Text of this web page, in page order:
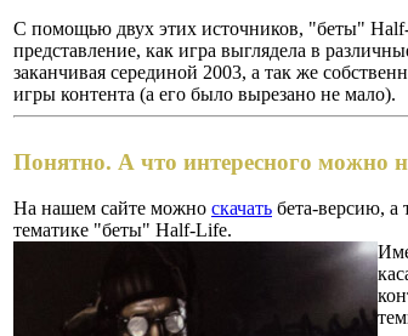
С помощью двух этих источников, "беты"
представление, как игра выглядела в
заканчивая серединой 2003, а так же
игры контента (а его было вырезано не мало).
Понятно. А что интересного можно
На нашем сайте можно скачать бета-версию, а
тематике "беты" Half-Life.